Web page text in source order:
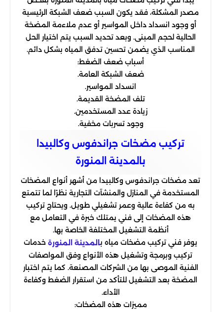
مصدر المشكلة، فقد يكون السبب ضعف الشبكة الرئيسية
أو وجود انسداد داخل المواسير أو عدم ملاءمة المضخة
الحالية لحجم المبنى. وبعد تحديد السبب يتم اختيار الحل
المناسب الذي يضمن تحسين تدفق المياه بشكل دائم.
أسباب ضعف الضغط:
ضعف الشبكة العامة.
انسداد المواسير.
تلف المضخة القديمة.
زيادة عدد المستخدمين.
وجود تسربات مخفية.
تركيب مضخات جراندفوس وكالبيدا
بالمدينة المنورة
تعد مضخات جراندفوس وكالبيدا من أشهر أنواع المضخات
المستخدمة في المنازل والمنشآت التجارية نظرًا لما تتمتع
به من كفاءة عالية وعمر تشغيلي طويل. ويحتاج تركيب
هذه المضخات إلى فني يمتلك خبرة في التعامل مع
أنظمة التشغيل المختلفة الخاصة بها.
يوفر فني تركيب مضخات مياه بالمدينة المنورة خدمات
تركيب وبرمجة وتشغيل هذه الأنواع وفق المواصفات
الفنية الموصى بها من الشركات المصنعة. كما يتم اختبار
المضخة بعد التشغيل للتأكد من استقرار الضغط وكفاءة
الأداء.
مميزات هذه المضخات: